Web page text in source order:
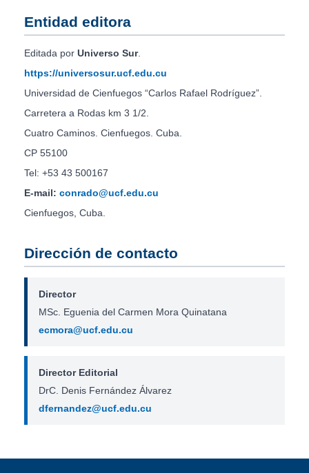
Entidad editora
Editada por Universo Sur.
https://universosur.ucf.edu.cu
Universidad de Cienfuegos “Carlos Rafael Rodríguez”.
Carretera a Rodas km 3 1/2.
Cuatro Caminos. Cienfuegos. Cuba.
CP 55100
Tel: +53 43 500167
E-mail: conrado@ucf.edu.cu
Cienfuegos, Cuba.
Dirección de contacto
Director
MSc. Eguenia del Carmen Mora Quinatana
ecmora@ucf.edu.cu
Director Editorial
DrC. Denis Fernández Álvarez
dfernandez@ucf.edu.cu